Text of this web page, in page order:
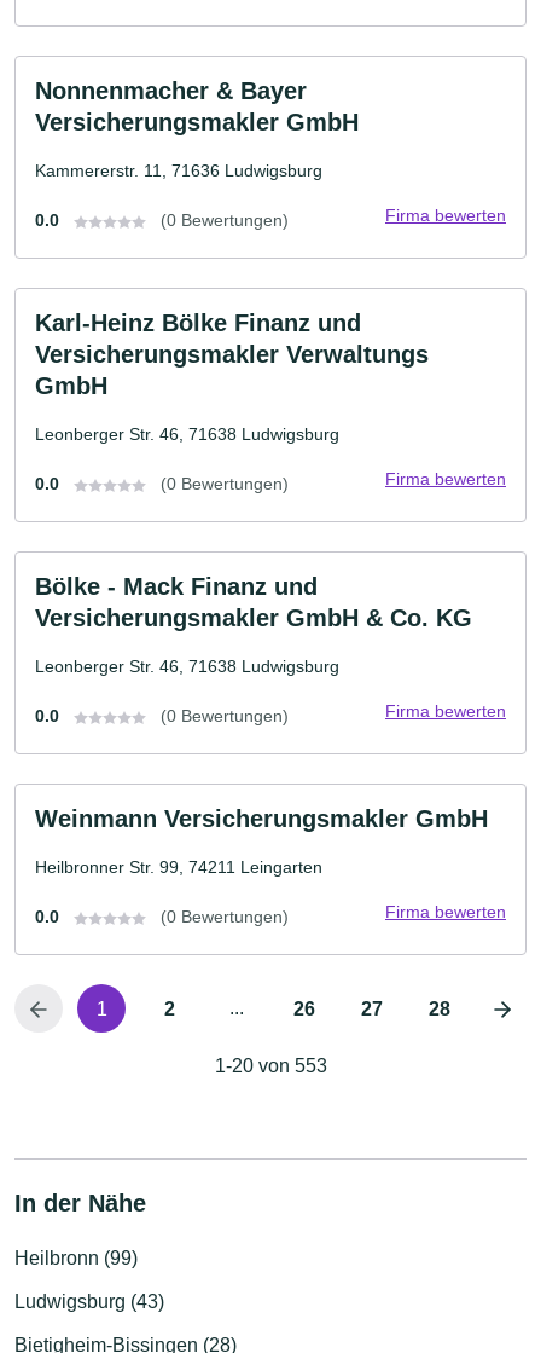
Nonnenmacher & Bayer
Versicherungsmakler GmbH
Kammererstr. 11, 71636 Ludwigsburg
0.0 (0 Bewertungen) Firma bewerten
Karl-Heinz Bölke Finanz und
Versicherungsmakler Verwaltungs
GmbH
Leonberger Str. 46, 71638 Ludwigsburg
0.0 (0 Bewertungen) Firma bewerten
Bölke - Mack Finanz und
Versicherungsmakler GmbH & Co. KG
Leonberger Str. 46, 71638 Ludwigsburg
0.0 (0 Bewertungen) Firma bewerten
Weinmann Versicherungsmakler GmbH
Heilbronner Str. 99, 74211 Leingarten
0.0 (0 Bewertungen) Firma bewerten
1 2 ... 26 27 28
1-20 von 553
In der Nähe
Heilbronn (99)
Ludwigsburg (43)
Bietigheim-Bissingen (28)